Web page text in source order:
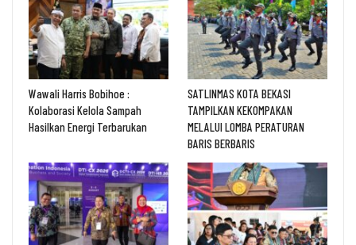
Wawali Harris Bobihoe :
Kolaborasi Kelola Sampah
Hasilkan Energi Terbarukan
SATLINMAS KOTA BEKASI
TAMPILKAN KEKOMPAKAN
MELALUI LOMBA PERATURAN
BARIS BERBARIS